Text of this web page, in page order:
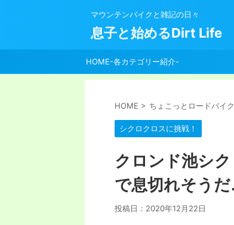
マウンテンバイクと雑記の日々
息子と始めるDirt Life
HOME-各カテゴリー紹介-
HOME > ちょこっとロードバイク
シクロクロスに挑戦！
クロンド池シ
で息切れそう
投稿日： 2020年12月22日